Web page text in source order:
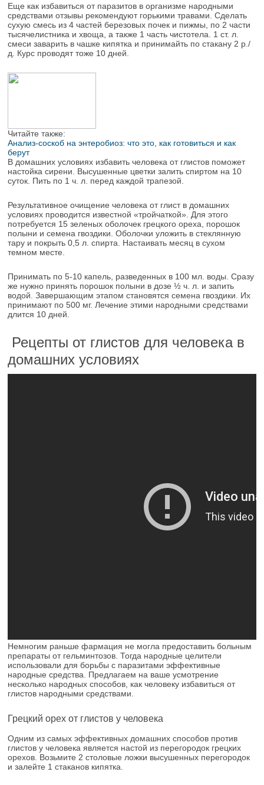
Еще как избавиться от паразитов в организме народными
средствами отзывы рекомендуют горькими травами. Сделать
сухую смесь из 4 частей березовых почек и пижмы, по 2 части
тысячелистника и хвоща, а также 1 часть чистотела. 1 ст. л.
смеси заварить в чашке кипятка и принимайть по стакану 2 р./
д. Курс проводят тоже 10 дней.
Читайте также:
Анализ-соскоб на энтеробиоз: что это, как готовиться и как
берут
В домашних условиях избавить человека от глистов поможет
настойка сирени. Высушенные цветки залить спиртом на 10
суток. Пить по 1 ч. л. перед каждой трапезой.
Результативное очищение человека от глист в домашних
условиях проводится известной «тройчаткой». Для этого
потребуется 15 зеленых оболочек грецкого ореха, порошок
полыни и семена гвоздики. Оболочки уложить в стеклянную
тару и покрыть 0,5 л. спирта. Настаивать месяц в сухом
темном месте.
Принимать по 5-10 капель, разведенных в 100 мл. воды. Сразу
же нужно принять порошок полыни в дозе ½ ч. л. и запить
водой. Завершающим этапом становятся семена гвоздики. Их
принимают по 500 мг. Лечение этими народными средствами
длится 10 дней.
Рецепты от глистов для человека в
домашних условиях
Немногим раньше фармация не могла предоставить больным
препараты от гельминтозов. Тогда народные целители
использовали для борьбы с паразитами эффективные
народные средства. Предлагаем на ваше усмотрение
несколько народных способов, как человеку избавиться от
глистов народными средствами.
Грецкий орех от глистов у человека
Одним из самых эффективных домашних способов против
глистов у человека является настой из перегородок грецких
орехов. Возьмите 2 столовые ложки высушенных перегородок
и залейте 1 стаканов кипятка.